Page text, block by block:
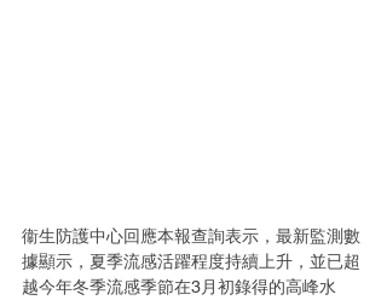
衞生防護中心回應本報查詢表示，最新監測數
據顯示，夏季流感活躍程度持續上升，並已超
越今年冬季流感季節在3月初錄得的高峰水